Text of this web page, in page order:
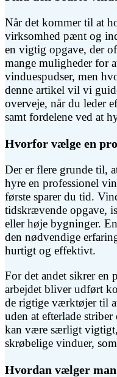
Når det kommer til at
virksomhed pænt og
en vigtig opgave, der
mange muligheder for
vinduespudser, men
denne artikel vil vi
overveje, når du leder
samt fordelene ved at
Hvorfor vælge en
Der er flere grunde til,
hyre en professionel
første sparer du tid.
tidskrævende opgave,
eller høje bygninger.
den nødvendige
hurtigt og effektivt.
For det andet sikrer en
arbejdet bliver udført
de rigtige værktøjer til
uden at efterlade
kan være særligt
skrøbelige vinduer,
Hvordan vælger